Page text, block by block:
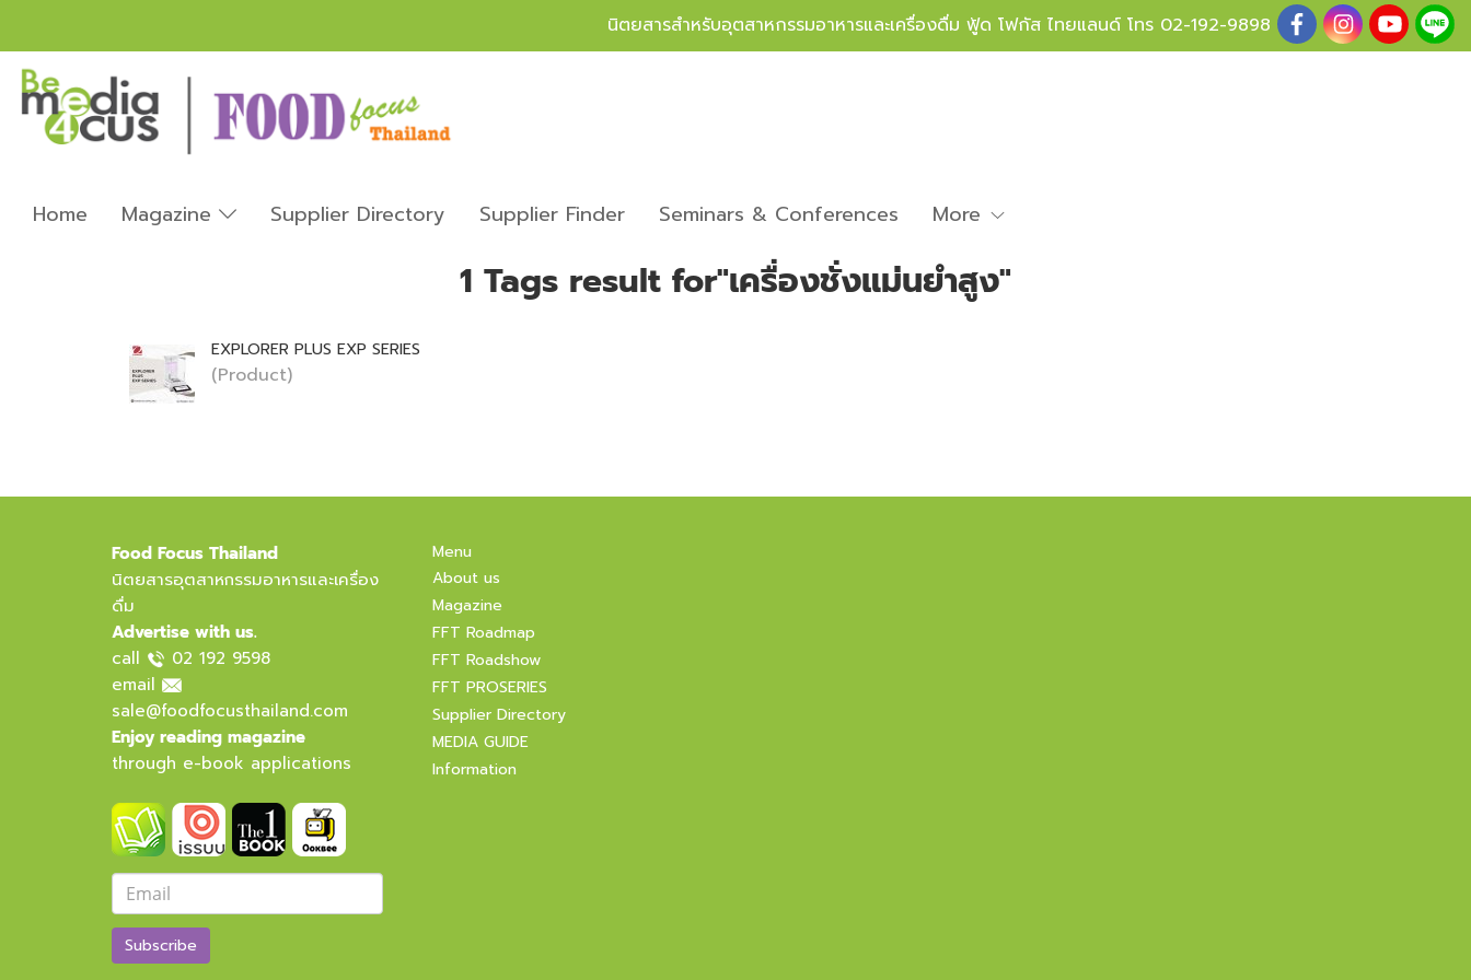
นิตยสารสำหรับอุตสาหกรรมอาหารและเครื่องดื่ม ฟู้ด โฟกัส ไทยแลนด์ โทร 02-192-9898
Home Magazine Supplier Directory Supplier Finder Seminars & Conferences More
1 Tags result for"เครื่องชั่งแม่นยำสูง"
EXPLORER PLUS EXP SERIES
(Product)
Food Focus Thailand
นิตยสารอุตสาหกรรมอาหารและเครื่อง
ดื่ม
Advertise with us.
call
02 192 9598
email
sale@foodfocusthailand.com
Enjoy reading magazine
through e-book applications
Subscribe
Menu
About us
Magazine
FFT Roadmap
FFT Roadshow
FFT PROSERIES
Supplier Directory
MEDIA GUIDE
Information